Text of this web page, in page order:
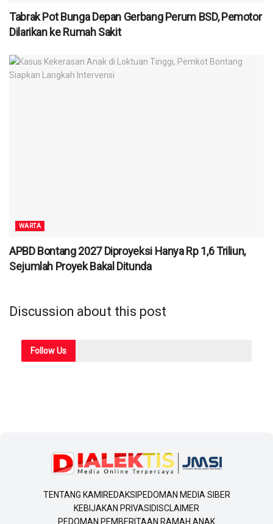
Tabrak Pot Bunga Depan Gerbang Perum BSD, Pemotor
Dilarikan ke Rumah Sakit
WARTA
APBD Bontang 2027 Diproyeksi Hanya Rp 1,6 Triliun,
Sejumlah Proyek Bakal Ditunda
Discussion about this post
FollowUs
TENTANG KAMI REDAKSI PEDOMAN MEDIA SIBER
KEBIJAKAN PRIVASI DISCLAIMER
PEDOMAN PEMBERITAAN RAMAH ANAK